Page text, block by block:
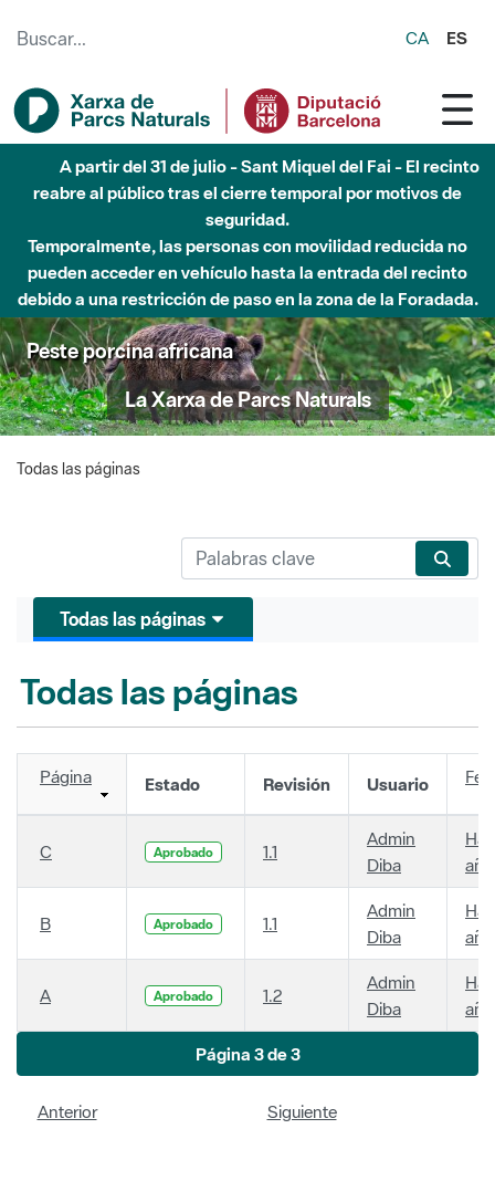
CA ES
A partir del 31 de julio - Sant Miquel del Fai - El recinto
reabre al público tras el cierre temporal por motivos de
seguridad.
Temporalmente, las personas con movilidad reducida no
pueden acceder en vehículo hasta la entrada del recinto
debido a una restricción de paso en la zona de la Foradada.
Peste porcina africana
La Xarxa de Parcs Naturals
Todas las páginas
Todas las páginas
Todas las páginas
Página Estado Revisión Usuario
C Aprobado 1.1
Admin
Diba
B Aprobado 1.1
Admin
Diba
A Aprobado 1.2
Admin
Diba
Página 3 de 3
Anterior Siguiente